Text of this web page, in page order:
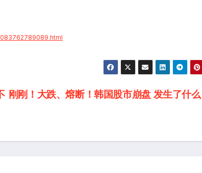
刚刚！大跌、熔断！韩国股市崩盘 发生了什